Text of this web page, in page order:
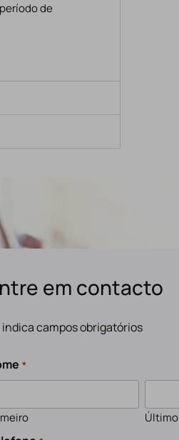
de
em contacto
indica campos obrigatórios
*
Último